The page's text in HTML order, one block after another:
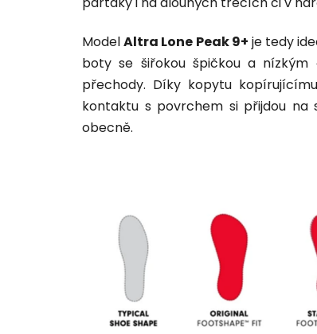
ModelAltra Lone Peak 9+ je tedy
boty se šiřokou špičkou a
přechody. Díky kopytu
kontaktu s povrchem si přijdou na
obecně.